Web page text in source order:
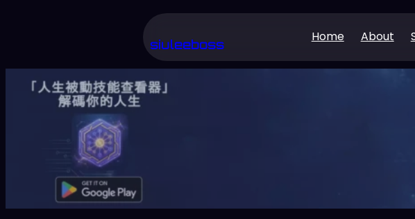
主
siuleeboss Home About